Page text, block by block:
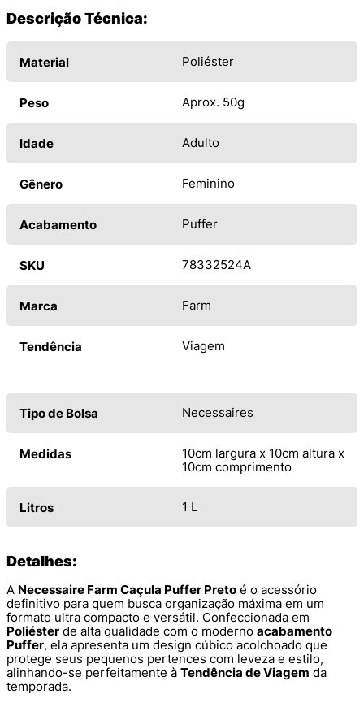
Descrição Técnica:
Material Poliéster
Peso Aprox. 50g
Idade Adulto
Gênero Feminino
Acabamento Puffer
SKU 78332524A
Marca Farm
Tendência Viagem
Tipo de Bolsa Necessaires
Medidas
10cm largura x 10cm altura x
10cm comprimento
Litros 1 L
Detalhes:
A Necessaire Farm Caçula Puffer Preto é o acessório
definitivo para quem busca organização máxima em um
formato ultra compacto e versátil. Confeccionada em
Poliéster de alta qualidade com o moderno acabamento
Puffer, ela apresenta um design cúbico acolchoado que
protege seus pequenos pertences com leveza e estilo,
alinhando-se perfeitamente à Tendência de Viagem da
temporada.